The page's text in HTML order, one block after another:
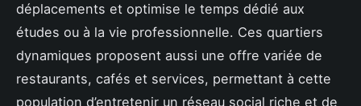
déplacements et optimise le temps dédié aux
études ou à la vie professionnelle. Ces quartiers
dynamiques proposent aussi une offre variée de
restaurants, cafés et services, permettant à cette
population d’entretenir un réseau social riche et de